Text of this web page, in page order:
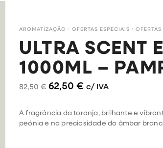
AROMATIZAÇÃO ・ OFERTAS ESPECIAIS ・
ULTRA SCENT
1000ML –
82,50€ 62,50 € c/ IVA
A fragrância da toranja, brilhante e
peónia e na preciosidade do âmbar